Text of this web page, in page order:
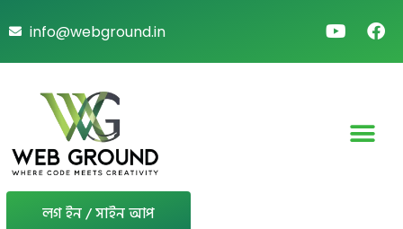
info@webground.in
লগ ইন / সাইন আপ